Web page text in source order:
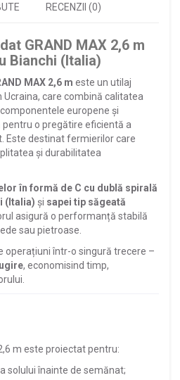
RECENZII (0)
GRAND MAX 2,6 m
Bianchi (Italia)
MAX 2,6 m este un utilaj
care combină calitatea
europene și
o pregătire eficientă a
Este destinat fermierilor care
și durabilitatea
în formă de C cu dublă spirală
(Italia) și sapei tip săgeată
asigură o performanță stabilă
sau pietroase.
operațiuni într-o singură trecere –
, economisind timp,
m este proiectat pentru:
solului înainte de semănat;